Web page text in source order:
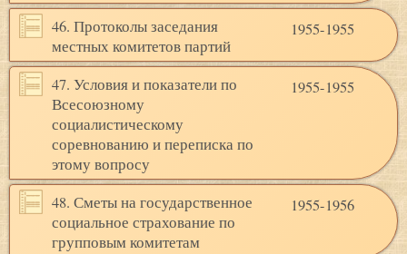
46. Протоколы заседания
местных комитетов партий
1955-1955
47. Условия и показатели по
Всесоюзному
социалистическому
соревнованию и переписка по
этому вопросу
1955-1955
48. Сметы на государственное
социальное страхование по
групповым комитетам
1955-1956